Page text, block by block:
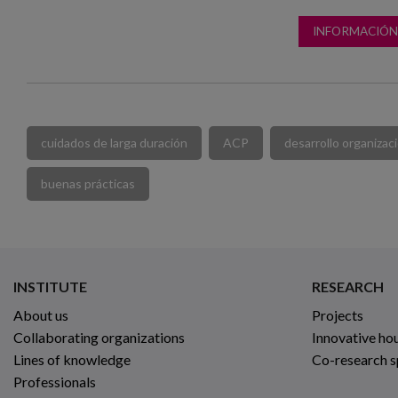
cuidados de larga duración ACP desarrollo
buenas prácticas
INSTITUTE
About us
Collaborating organizations
Lines of knowledge
Professionals
RESEARCH
Projects
Innovative
Co-research